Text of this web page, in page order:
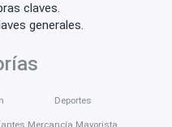
claves.
generales.
Deportes
Mercancía Mayorista